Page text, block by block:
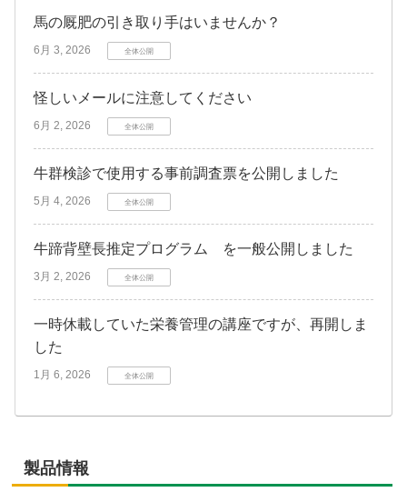
馬の厩肥の引き取り手はいませんか？
6月 3, 2026 全体公開
怪しいメールに注意してください
6月 2, 2026 全体公開
牛群検診で使用する事前調査票を公開しました
5月 4, 2026 全体公開
牛蹄背壁長推定プログラム を一般公開しました
3月 2, 2026 全体公開
一時休載していた栄養管理の講座ですが、再開しま
した
1月 6, 2026 全体公開
製品情報